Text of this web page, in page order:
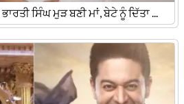
ਸਿੰਘ ਮੁੜ ਬਣੀ ਮਾਂ, ਬੇਟੇ ਨੂੰ ਦਿੱਤਾ ...